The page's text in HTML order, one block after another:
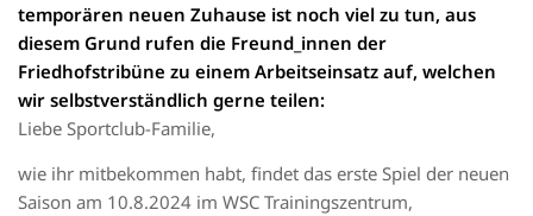
temporären neuen Zuhause ist noch viel zu tun, aus
diesem Grund rufen die Freund_innen der
Friedhofstribüne zu einem Arbeitseinsatz auf, welchen
wir selbstverständlich gerne teilen:
Liebe Sportclub-Familie,
wie ihr mitbekommen habt, findet das erste Spiel der neuen
Saison am 10.8.2024 im WSC Trainingszentrum,